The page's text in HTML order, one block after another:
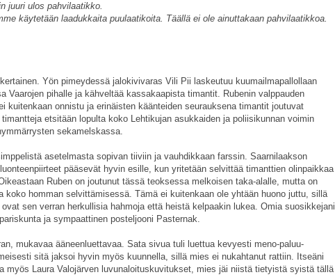
juuri ulos pahvilaatikko.
käytetään laadukkaita puulaatikoita. Täällä ei ole ainuttakaan pahvilaatikkoa.
Yön pimeydessä jalokivivaras Vili Pii laskeutuu kuumailmapallollaan
Vaarojen pihalle ja kähveltää kassakaapista timantit. Rubenin valppauden
kuitenkaan onnistu ja erinäisten käänteiden seurauksena timantit joutuvat
etsitään lopulta koko Lehtikujan asukkaiden ja poliisikunnan voimin
sekamelskassa.
asetelmasta sopivan tiiviin ja vauhdikkaan farssin. Saarnilaakson
pääsevät hyvin esille, kun yritetään selvittää timanttien olinpaikkaa
Ruben on joutunut tässä teoksessa melkoisen taka-alalle, mutta on
koko homman selvittämisessä. Tämä ei kuitenkaan ole yhtään huono juttu, sillä
sen verran herkullisia hahmoja että heistä kelpaakin lukea. Omia suosikkejani
ja sympaattinen posteljooni Pasternak.
mukavaa ääneenluettavaa. Sata sivua tuli luettua kevyesti meno-paluu-
sitä jaksoi hyvin myös kuunnella, sillä mies ei nukahtanut rattiin. Itseäni
myös Laura Valojärven luvunaloituskuvitukset, mies jäi niistä tietyistä syistä tällä